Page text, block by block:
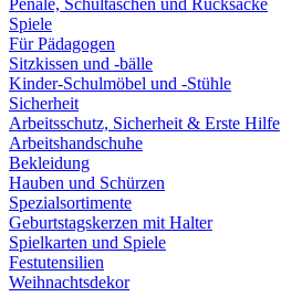
Penale, Schultaschen und Rucksäcke
Spiele
Für Pädagogen
Sitzkissen und -bälle
Kinder-Schulmöbel und -Stühle
Sicherheit
Arbeitsschutz, Sicherheit & Erste Hilfe
Arbeitshandschuhe
Bekleidung
Hauben und Schürzen
Spezialsortimente
Geburtstagskerzen mit Halter
Spielkarten und Spiele
Festutensilien
Weihnachtsdekor